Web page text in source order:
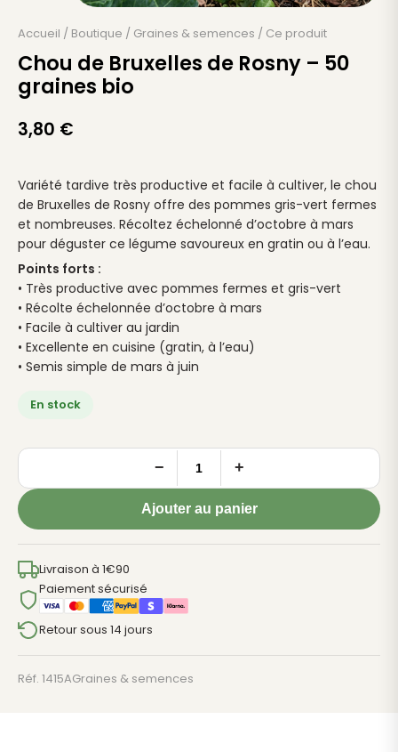
Accueil / Boutique / Graines & semences / Ce produit
Chou de Bruxelles de Rosny – 50
graines bio
3,80 €
Variété tardive très productive et facile à cultiver, le chou
de Bruxelles de Rosny offre des pommes gris-vert fermes
et nombreuses. Récoltez échelonné d’octobre à mars
pour déguster ce légume savoureux en gratin ou à l’eau.
Points forts :
• Très productive avec pommes fermes et gris-vert
• Récolte échelonnée d’octobre à mars
• Facile à cultiver au jardin
• Excellente en cuisine (gratin, à l’eau)
• Semis simple de mars à juin
En stock
quantité
Chou
de
50
− +
Ajouter au panier
Livraison à 1€90
Paiement sécurisé
Retour sous 14 jours
Réf. 1415AGraines & semences